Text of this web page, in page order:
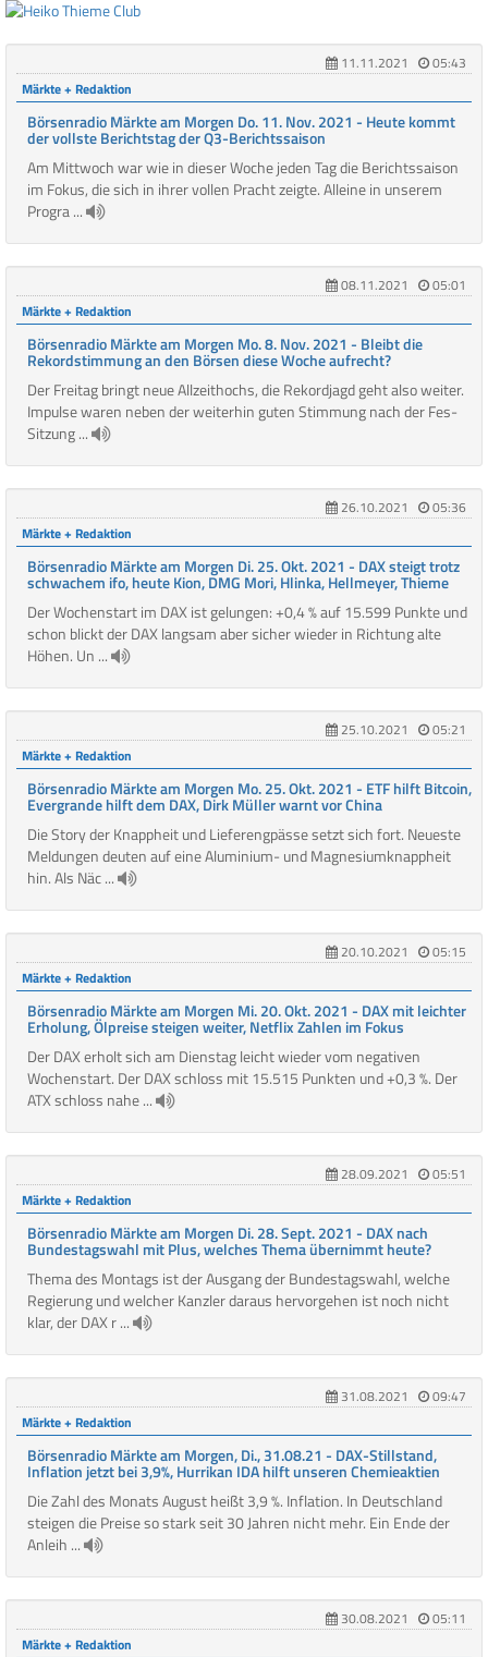
11.11.2021
05:43
Märkte + Redaktion
Börsenradio Märkte am Morgen Do. 11. Nov. 2021 - Heute kommt
der vollste Berichtstag der Q3-Berichtssaison
Am Mittwoch war wie in dieser Woche jeden Tag die Berichtssaison
im Fokus, die sich in ihrer vollen Pracht zeigte. Alleine in unserem
Progra ...
08.11.2021
05:01
Märkte + Redaktion
Börsenradio Märkte am Morgen Mo. 8. Nov. 2021 - Bleibt die
Rekordstimmung an den Börsen diese Woche aufrecht?
Der Freitag bringt neue Allzeithochs, die Rekordjagd geht also weiter.
Impulse waren neben der weiterhin guten Stimmung nach der Fes-
Sitzung ...
26.10.2021
05:36
Märkte + Redaktion
Börsenradio Märkte am Morgen Di. 25. Okt. 2021 - DAX steigt trotz
schwachem ifo, heute Kion, DMG Mori, Hlinka, Hellmeyer, Thieme
Der Wochenstart im DAX ist gelungen: +0,4 % auf 15.599 Punkte und
schon blickt der DAX langsam aber sicher wieder in Richtung alte
Höhen. Un ...
25.10.2021
05:21
Märkte + Redaktion
Börsenradio Märkte am Morgen Mo. 25. Okt. 2021 - ETF hilft Bitcoin,
Evergrande hilft dem DAX, Dirk Müller warnt vor China
Die Story der Knappheit und Lieferengpässe setzt sich fort. Neueste
Meldungen deuten auf eine Aluminium- und Magnesiumknappheit
hin. Als Näc ...
20.10.2021
05:15
Märkte + Redaktion
Börsenradio Märkte am Morgen Mi. 20. Okt. 2021 - DAX mit leichter
Erholung, Ölpreise steigen weiter, Netflix Zahlen im Fokus
Der DAX erholt sich am Dienstag leicht wieder vom negativen
Wochenstart. Der DAX schloss mit 15.515 Punkten und +0,3 %. Der
ATX schloss nahe ...
28.09.2021
05:51
Märkte + Redaktion
Börsenradio Märkte am Morgen Di. 28. Sept. 2021 - DAX nach
Bundestagswahl mit Plus, welches Thema übernimmt heute?
Thema des Montags ist der Ausgang der Bundestagswahl, welche
Regierung und welcher Kanzler daraus hervorgehen ist noch nicht
klar, der DAX r ...
31.08.2021
09:47
Märkte + Redaktion
Börsenradio Märkte am Morgen, Di., 31.08.21 - DAX-Stillstand,
Inflation jetzt bei 3,9%, Hurrikan IDA hilft unseren Chemieaktien
Die Zahl des Monats August heißt 3,9 %. Inflation. In Deutschland
steigen die Preise so stark seit 30 Jahren nicht mehr. Ein Ende der
Anleih ...
30.08.2021
05:11
Märkte + Redaktion